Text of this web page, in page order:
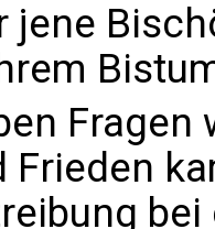
jene
Fragen
Frieden